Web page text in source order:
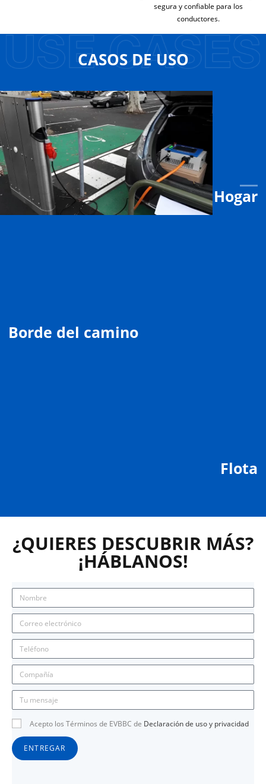
segura y confiable para los
conductores.
CASOS DE USO
Hogar
Borde del camino
Flota
¿QUIERES DESCUBRIR MÁS?
¡HÁBLANOS!
Acepto los Términos de EVBBC de Declaración de uso y privacidad
ENTREGAR